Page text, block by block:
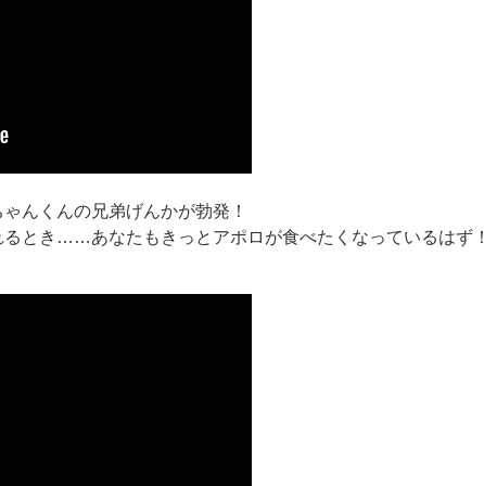
んくんの兄弟げんかが勃発！
とき……あなたもきっとアポロが食べたくなっているはず！